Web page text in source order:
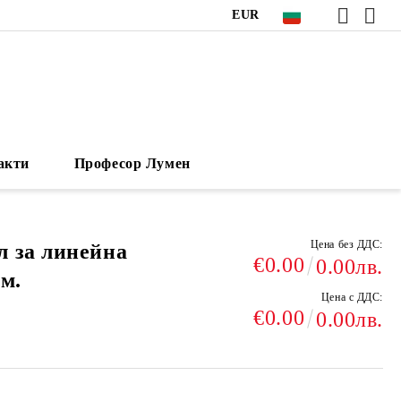
EUR
Професор Лумен
за линейна
Цена без ДДС:
€0.00 0.00лв.
Цена с ДДС:
€0.00 0.00лв.